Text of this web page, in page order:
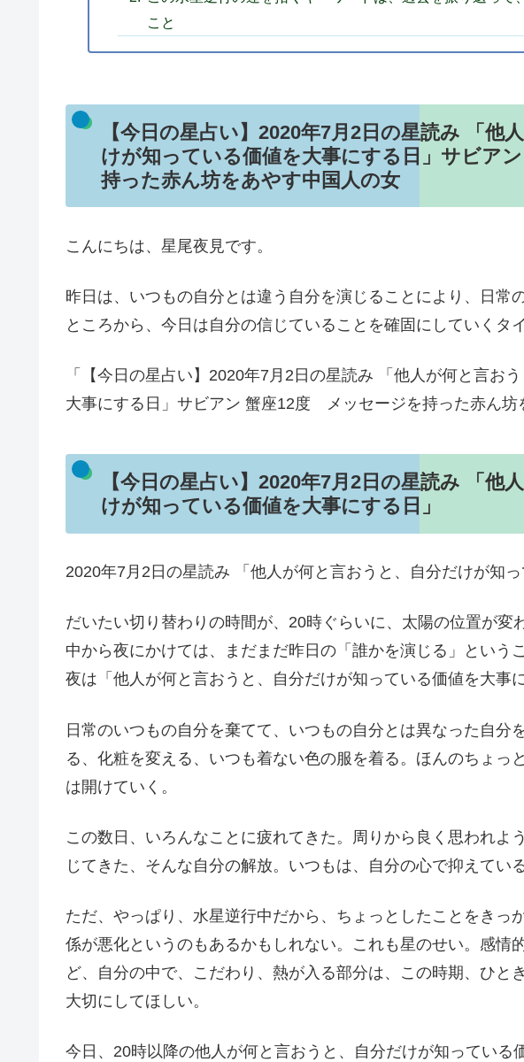
こと
【今日の星占い】2020年7月2日の星読み 「他
けが知っている価値を大事にする日」サビア
持った赤ん坊をあやす中国人の女
こんにちは、星尾夜見です。
昨日は、いつもの自分とは違う自分を演じることにより、日常
ところから、今日は自分の信じていることを確固にしていくタ
「【今日の星占い】2020年7月2日の星読み 「他人が何と言お
大事にする日」サビアン 蟹座12度 メッセージを持った赤ん坊
【今日の星占い】2020年7月2日の星読み 「他
けが知っている価値を大事にする日」
2020年7月2日の星読み 「他人が何と言おうと、自分だけが知っ
だいたい切り替わりの時間が、20時ぐらいに、太陽の位置が変
中から夜にかけては、まだまだ昨日の「誰かを演じる」という
夜は「他人が何と言おうと、自分だけが知っている価値を大事
日常のいつもの自分を棄てて、いつもの自分とは異なった自分
る、化粧を変える、いつも着ない色の服を着る。ほんのちょっ
は開けていく。
この数日、いろんなことに疲れてきた。周りから良く思われよ
じてきた、そんな自分の解放。いつもは、自分の心で抑えてい
ただ、やっぱり、水星逆行中だから、ちょっとしたことをきっ
係が悪化というのもあるかもしれない。これも星のせい。感情
ど、自分の中で、こだわり、熱が入る部分は、この時期、ひと
大切にしてほしい。
今日、20時以降の他人が何と言おうと、自分だけが知っている